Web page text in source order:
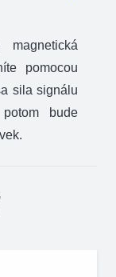
pomocou
sila signálu
bude